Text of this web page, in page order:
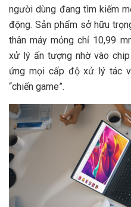
người dùng đang tìm kiếm
động. Sản phẩm sở hữu
thân máy mỏng chỉ 10,99
xử lý ấn tượng nhờ vào
ứng mọi cấp độ xử lý tác
“chiến game”.